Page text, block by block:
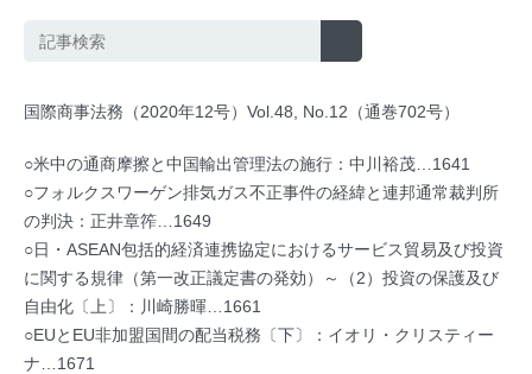
国際商事法務（2020年12号）Vol.48, No.12（通巻702号）
○米中の通商摩擦と中国輸出管理法の施行：中川裕茂…1641
○フォルクスワーゲン排気ガス不正事件の経緯と連邦通常裁判所
の判決：正井章筰…1649
○日・ASEAN包括的経済連携協定におけるサービス貿易及び投資
に関する規律（第一改正議定書の発効）～（2）投資の保護及び
自由化〔上〕：川崎勝暉…1661
○EUとEU非加盟国間の配当税務〔下〕：イオリ・クリスティー
ナ…1671